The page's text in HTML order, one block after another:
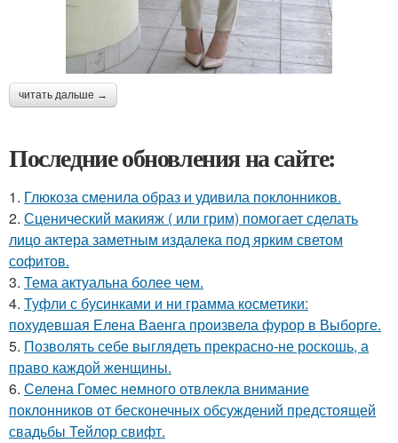
читать дальше →
Последние обновления на сайте:
1. Глюкоза сменила образ и удивила поклонников.
2. Сценический макияж ( или грим) помогает сделать
лицо актера заметным издалека под ярким светом
софитов.
3. Тема актуальна более чем.
4. Туфли с бусинками и ни грамма косметики:
похудевшая Елена Ваенга произвела фурор в Выборге.
5. Позволять себе выглядеть прекрасно-не роскошь, а
право каждой женщины.
6. Селена Гомес немного отвлекла внимание
поклонников от бесконечных обсуждений предстоящей
свадьбы Тейлор свифт.